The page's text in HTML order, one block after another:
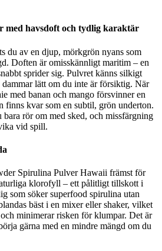
med havsdoft och tydlig karaktär
du av en djup, mörkgrön nyans som
Doften är omisskännligt maritim – en
sprider sig. Pulvret känns silkigt
lätt om du inte är försiktig. När
med banan och mango försvinner en
finns kvar som en subtil, grön underton.
rör om med sked, och missfärgning
vid spill.
Spirulina Pulver Hawaii främst för
klorofyll – ett pålitligt tillskott i
som söker superfood spirulina utan
bäst i en mixer eller shaker, vilket
minimerar risken för klumpar. Det är
gärna med en mindre mängd om du